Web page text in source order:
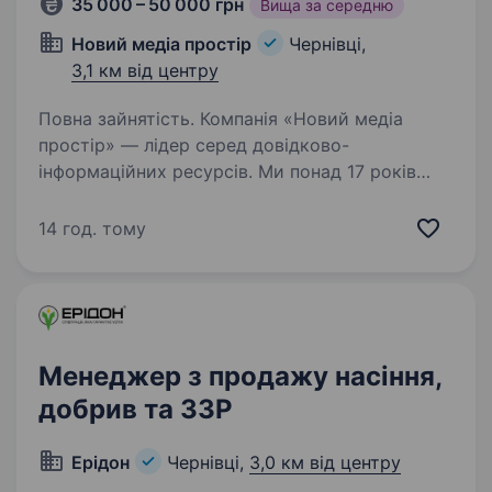
35 000 – 50 000 грн Вища за середню
Новий медіа простір
Чернівці,
3,1 км від центру
Повна зайнятість. Компанія «Новий медіа
простір» — лідер серед довідково-
інформаційних ресурсів. Ми понад 17 років
160+ співробітників та 8000+ постійних
14 год. тому
Менеджер з продажу насіння,
добрив та ЗЗР
Ерідон Чернівці, 3,0 км від центру